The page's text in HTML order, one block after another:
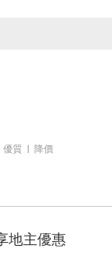
優質 降價
地主優惠